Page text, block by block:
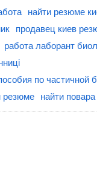
найти резюме
продавец киев
работа лаборант
по частичной
резюме
найти